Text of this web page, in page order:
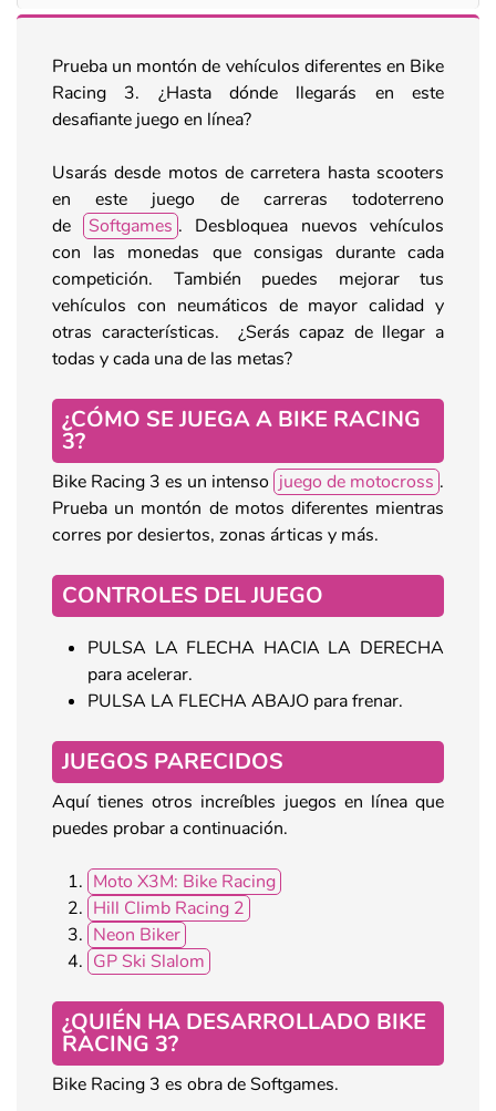
Prueba un montón de vehículos diferentes en Bike
Racing 3. ¿Hasta dónde llegarás en este
desafiante juego en línea?
Usarás desde motos de carretera hasta scooters
en este juego de carreras todoterreno
de
Softgames . Desbloquea nuevos vehículos
con las monedas que consigas durante cada
competición. También puedes mejorar tus
vehículos con neumáticos de mayor calidad y
otras características. ¿Serás capaz de llegar a
todas y cada una de las metas?
¿CÓMO SE JUEGA A BIKE RACING
3?
Bike Racing 3 es un intenso juego de motocross .
Prueba un montón de motos diferentes mientras
corres por desiertos, zonas árticas y más.
CONTROLES DEL JUEGO
PULSA LA FLECHA HACIA LA DERECHA
para acelerar.
PULSA LA FLECHA ABAJO para frenar.
JUEGOS PARECIDOS
Aquí tienes otros increíbles juegos en línea que
puedes probar a continuación.
Moto X3M: Bike Racing
Hill Climb Racing 2
Neon Biker
GP Ski Slalom
¿QUIÉN HA DESARROLLADO BIKE
RACING 3?
Bike Racing 3 es obra de Softgames.